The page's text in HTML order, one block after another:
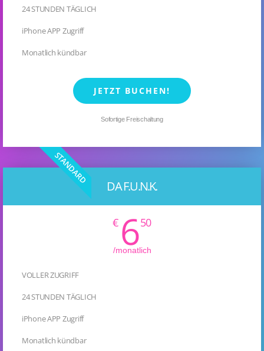
24 STUNDEN TÄGLICH
iPhone APP Zugriff
Monatlich kündbar
JETZT BUCHEN!
Sofortige Freischaltung
STANDARD
DA F.U.N.K.
€ 650
/monatlich
VOLLER ZUGRIFF
24 STUNDEN TÄGLICH
iPhone APP Zugriff
Monatlich kündbar